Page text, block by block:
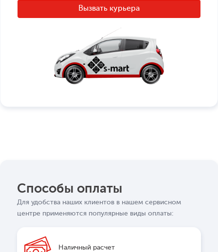
Способы оплаты
Для удобства наших клиентов в нашем сервисном
центре применяются популярные виды оплаты:
Наличный расчет